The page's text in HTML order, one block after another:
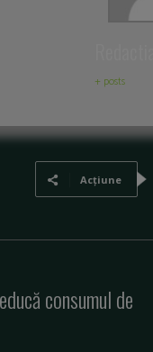
+ posts
Acțiune
consumul de